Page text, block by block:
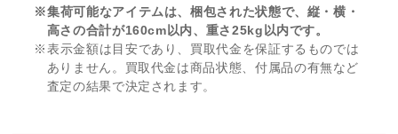
※集荷可能なアイテムは、梱包された状態で、縦・横・
高さの合計が160cm以内、重さ25kg以内です。
※表示金額は目安であり、買取代金を保証するものでは
ありません。買取代金は商品状態、付属品の有無など
査定の結果で決定されます。